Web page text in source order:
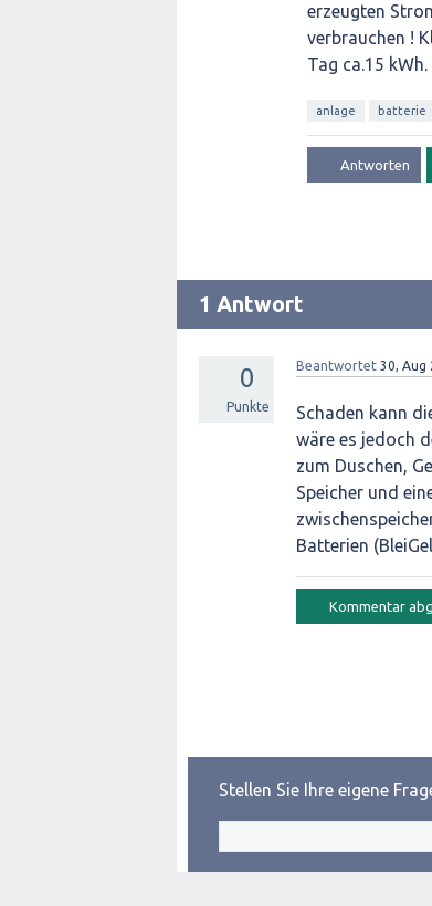
erzeugten
verbrauchen !
Tag ca.15
anlage batterie
1 Antwort
0
Punkte
Beantwortet 30, Aug
Schaden kann
wäre es jedoch
zum Duschen,
Speicher und
Batterien
Stellen Sie Ihre eigene